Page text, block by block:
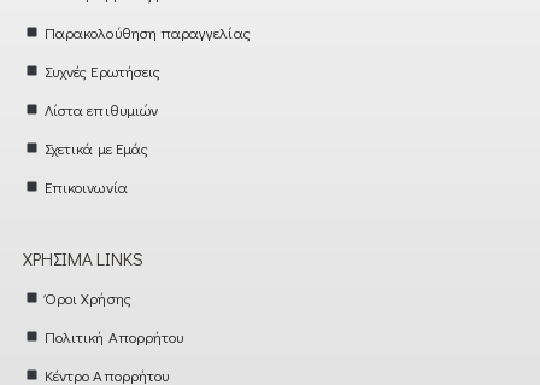
Παρακολούθηση παραγγελίας
Συχνές Ερωτήσεις
Λίστα επιθυμιών
Σχετικά με Εμάς
Επικοινωνία
ΧΡΉΣΙΜΑ LINKS
Όροι Χρήσης
Πολιτική Απορρήτου
Κέντρο Απορρήτου